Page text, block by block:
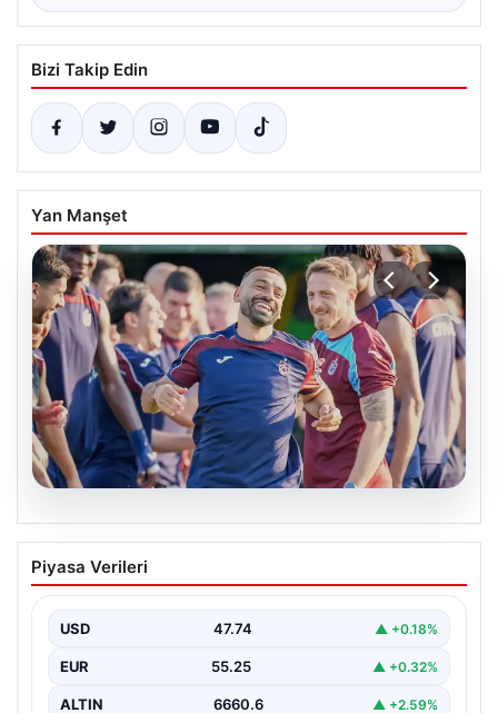
Bizi Takip Edin
Yan Manşet
06.08.2026
Mohamed Salah, Trabzonspor’la ilk
resmi idmanına çıktı
Trabzonspor, kadrosuna kattığı Mohamed Salah ile ilk
antrenmanını gerçekleştirmenin…
Piyasa Verileri
USD 47.74 ▲ +0.18%
EUR 55.25 ▲ +0.32%
ALTIN 6660.6 ▲ +2.59%